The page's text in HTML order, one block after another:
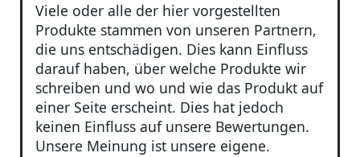
Viele oder alle der hier vorgestellten
Produkte stammen von unseren Partnern,
die uns entschädigen. Dies kann Einfluss
darauf haben, über welche Produkte wir
schreiben und wo und wie das Produkt auf
einer Seite erscheint. Dies hat jedoch
keinen Einfluss auf unsere Bewertungen.
Unsere Meinung ist unsere eigene.